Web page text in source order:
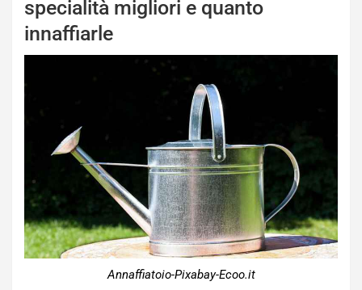
specialità migliori e quanto
innaffiarle
Annaffiatoio-Pixabay-Ecoo.it